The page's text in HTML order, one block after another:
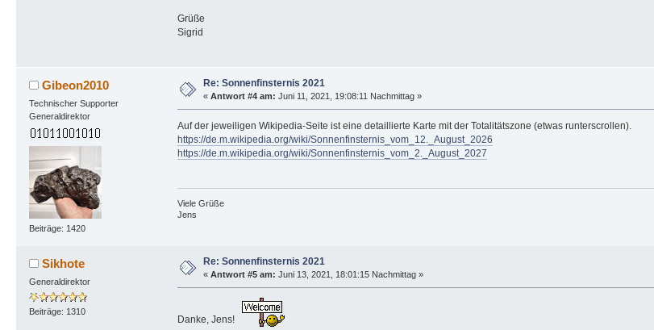
Grüße
Sigrid
Gibeon2010
Technischer Supporter
Generaldirektor
Beiträge: 1420
Re: Sonnenfinsternis 2021
« Antwort #4 am: Juni 11, 2021, 19:08:11 Nachmittag »
Auf der jeweiligen Wikipedia-Seite ist eine detaillierte Karte mit der Totalitätszone (etwas runterscrollen).
https://de.m.wikipedia.org/wiki/Sonnenfinsternis_vom_12._August_2026
https://de.m.wikipedia.org/wiki/Sonnenfinsternis_vom_2._August_2027
Viele Grüße
Jens
Sikhote
Generaldirektor
Beiträge: 1310
Re: Sonnenfinsternis 2021
« Antwort #5 am: Juni 13, 2021, 18:01:15 Nachmittag »
Danke, Jens!